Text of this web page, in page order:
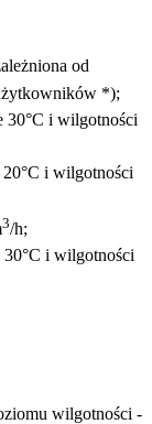
od
*);
30°C i wilgotności
i wilgotności
3/h;
30°C i wilgotności
wilgotności -